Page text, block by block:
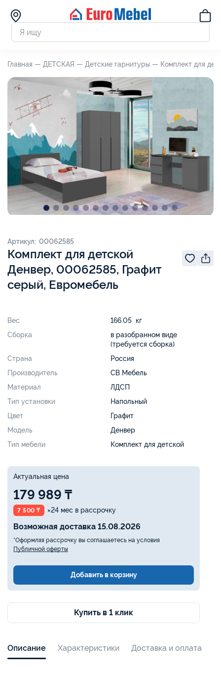
Главная — ДЕТСКАЯ — Детские гарнитуры — Комплект для
Комплект для детской
Денвер, 00062585, Графит
серый, Евромебель
Артикул: 00062585
Вес
166.05 кг
Сборка
в разобранном виде
(требуется сборка)
Страна
Россия
Производитель
СВ Мебель
Материал
ЛДСП
Тип установки
Напольный
Цвет
Графит
Модель
Денвер
Тип мебели
Комплект для детской
Актуальная цена
179 989 ₸
7 500 ₸ ×24 мес в рассрочку
Возможная доставка 15.08.2026
*Оформляя рассрочку вы соглашаетесь на условия
Публичной оферты
Добавить в корзину
Купить в 1 клик
Описание Характеристики Доставка и оплата